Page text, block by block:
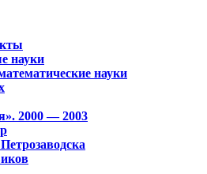
науки
науки
2000 — 2003